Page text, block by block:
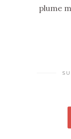
plume